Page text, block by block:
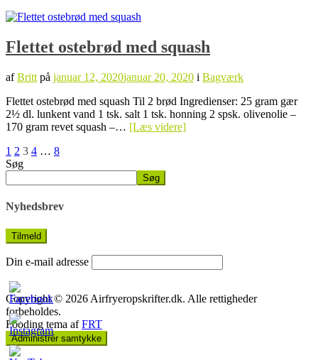
Flettet ostebrød med squash
afBritt på januar 12, 2020januar 20, 2020 i Bagværk
Flettet ostebrød med squash Til 2 brød Ingredienser: 25 gram gær
2½ dl. lunkent vand 1 tsk. salt 1 tsk. honning 2 spsk. olivenolie –
170 gram revet squash –… [Læs videre]
Indlægsinddeling
Side
1 Side
2 Side
3 Side
4 … Side
8
Søg
Søg
Nyhedsbrev
Din e-mail adresse
Copyright © 2026 Airfryeropskrifter.dk. Alle rettigheder
forbeholdes.
Fooding tema afFRT
Administrér samtykke